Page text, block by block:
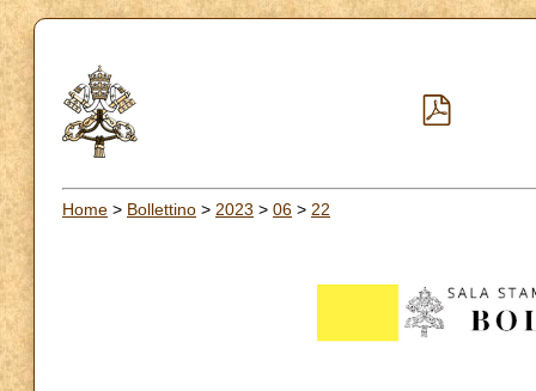
Home > Bollettino > 2023 > 06 > 22